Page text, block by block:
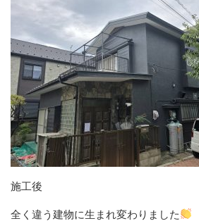
施工後
全く違う建物に生まれ変わりました